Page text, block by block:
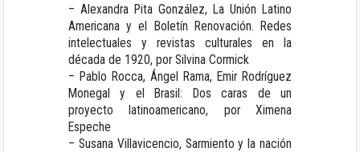
– Alexandra Pita González, La Unión Latino
Americana y el Boletín Renovación. Redes
intelectuales y revistas culturales en la
década de 1920, por Silvina Cormick
– Pablo Rocca, Ángel Rama, Emir Rodríguez
Monegal y el Brasil: Dos caras de un
proyecto latinoamericano, por Ximena
Espeche
– Susana Villavicencio, Sarmiento y la nación